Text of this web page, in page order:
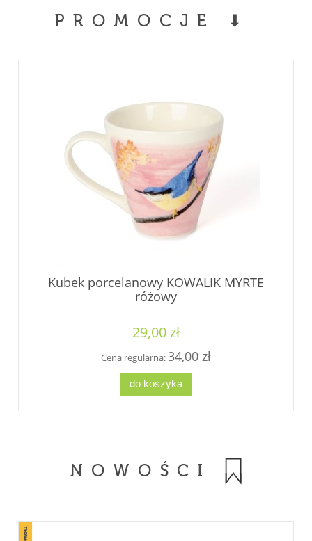
PROMOCJE ⬇
Kubek porcelanowy KOWALIK MYRTE
różowy
29,00 zł
Cena regularna:34,00 zł
do koszyka
NOWOŚCI